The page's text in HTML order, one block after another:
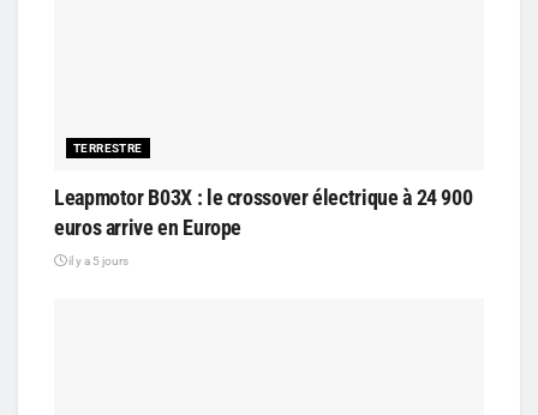
TERRESTRE
Leapmotor B03X : le crossover électrique à 24 900
euros arrive en Europe
il y a 5 jours